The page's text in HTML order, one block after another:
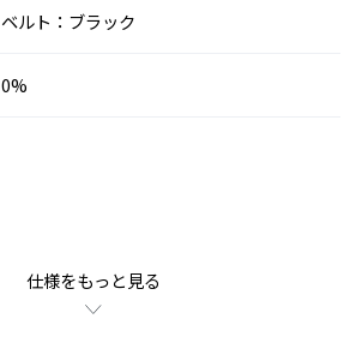
ベルト：ブラック
0%
仕様をもっと見る